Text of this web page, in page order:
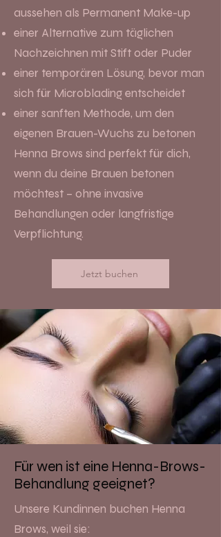
aussehen als Permanent Make-up
einer Alternative zum täglichen
Nachzeichnen mit Stift oder Puder
einer temporären Lösung, bevor man
sich für Microblading entscheidet
einer sanften Methode, um den
eigenen Brauen-Wuchs zu betonen
Henna Brows sind perfekt für dich,
wenn du deine Brauen betonen
möchtest – ohne invasive
Behandlungen oder langfristige
Verpflichtung.
Jetzt buchen
Für wen ist eine Henna-Brows-
Behandlung geeignet?
Unsere Kundinnen buchen Henna
Brows, weil sie: